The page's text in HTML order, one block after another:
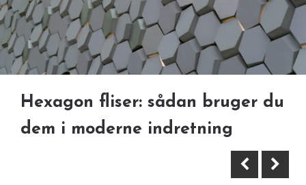
Fliser og vedligehold i
Hexagon fliser: sådan bruger du
dem i moderne indretning